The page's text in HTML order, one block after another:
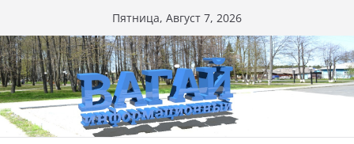
к
содержимому
Пятница, Август 7, 2026